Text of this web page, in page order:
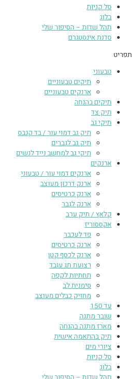
סל קניות
בלוג
תהל שדות – הסיפור שלי
סדנת אינסטגרם
תפריט
טבעוני
תיקים טבעוניים
ארנקים טבעוניים
תיקים בהנחה
תיק צד
תיקי גב
תיק גב דמוי עור / בד קנבס
תיק גב לגברים
תיקי גב למחשב נייד לנשים
ארנקים
ארנקים דמוי עור / טבעוני
ארנק דרכון מעוצב
ארנק כרטיסים
ארנק לגבר
קלאץ / תיק ערב
אקססוריז
פד לעכבר
ארנק כרטיסים
ארנק לכסף קטן
רצועת תג עובד
תחתיות לקפה
סימנית לב
מחזיק כבלים מעוצב
עד 150
שובר מתנה
מארז מתנה בהנחה
תיק בהתאמה אישית
ציורי מים
סל קניות
בלוג